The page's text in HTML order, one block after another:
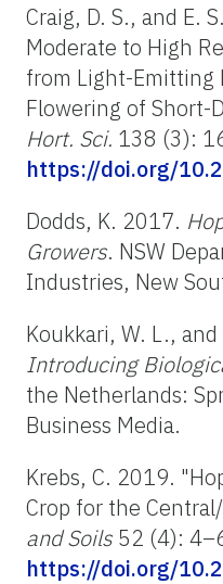
Craig, D. S., and E.
Moderate to High
from Light-Emitting
Flowering of Short-
Hort. Sci. 138 (3):
https://doi.org/
Dodds, K. 2017.
Growers. NSW
Industries, New
Koukkari, W. L.,
Introducing
the Netherlands:
Business Media.
Krebs, C. 2019.
Crop for the
and Soils 52 (4):
https://doi.org/